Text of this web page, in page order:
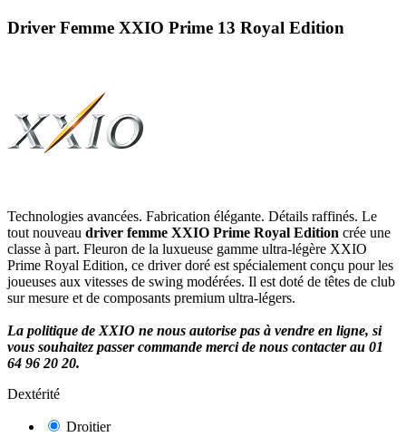
Driver Femme XXIO Prime 13 Royal Edition
Technologies avancées. Fabrication élégante. Détails raffinés. Le
tout nouveau driver femme XXIO Prime Royal Edition crée une
classe à part. Fleuron de la luxueuse gamme ultra-légère XXIO
Prime Royal Edition, ce driver doré est spécialement conçu pour les
joueuses aux vitesses de swing modérées. Il est doté de têtes de club
sur mesure et de composants premium ultra-légers.
La politique de XXIO ne nous autorise pas à vendre en ligne, si
vous souhaitez passer commande merci de nous contacter au 01
64 96 20 20.
Dextérité
Droitier